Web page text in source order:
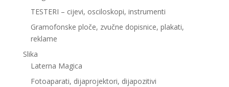
TESTERI – cijevi, osciloskopi, instrumenti
Gramofonske ploče, zvučne dopisnice, plakati,
reklame
Slika
Laterna Magica
Fotoaparati, dijaprojektori, dijapozitivi